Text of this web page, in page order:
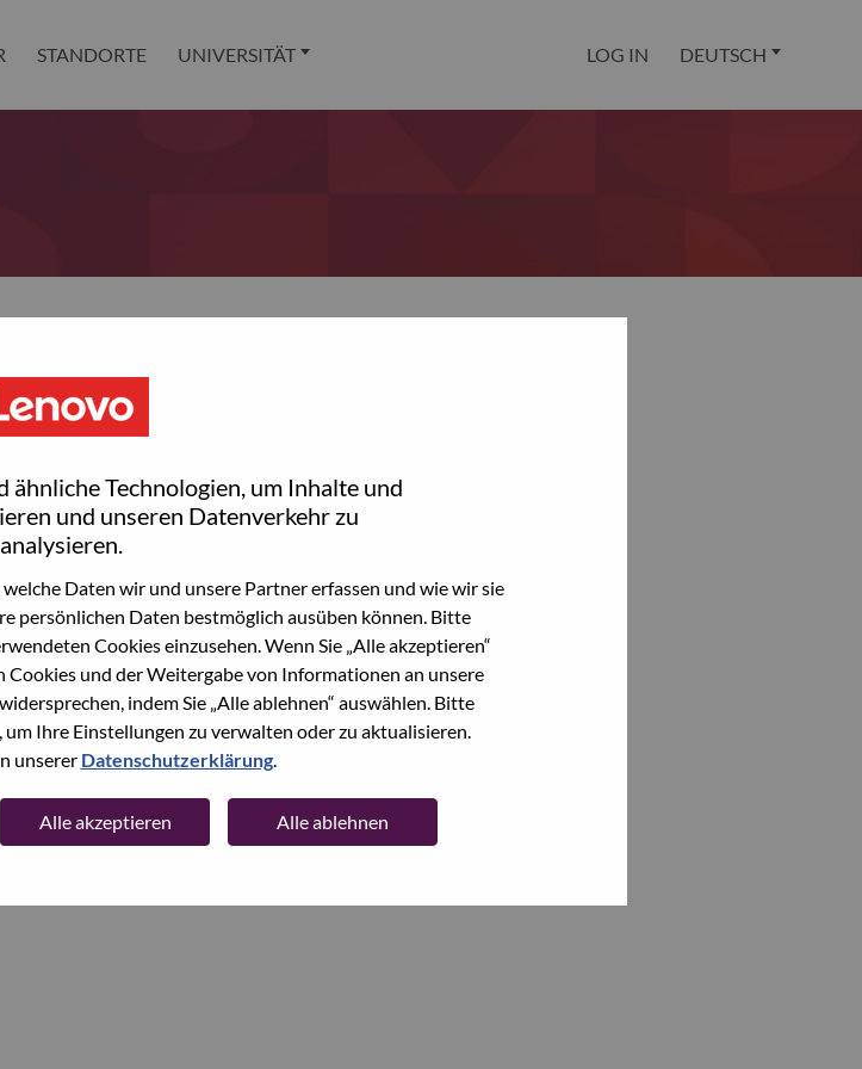
Technologien, um Inhalte und
und unseren Datenverkehr zu
analysieren.
Daten wir und unsere Partner erfassen und wie wir sie
persönlichen Daten bestmöglich ausüben können. Bitte
Cookies einzusehen. Wenn Sie „Alle akzeptieren“
Cookies und der Weitergabe von Informationen an unsere
indem Sie „Alle ablehnen“ auswählen. Bitte
Ihre Einstellungen zu verwalten oder zu aktualisieren.
unserer Datenschutzerklärung.
Alle akzeptieren Alle ablehnen
STANDORTE UNIVERSITÄT LOG IN DEUTSCH
then click "Continue".